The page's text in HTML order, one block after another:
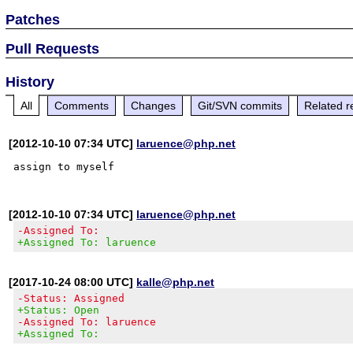
Patches
Pull Requests
History
All Comments Changes Git/SVN commits Related
[2012-10-10 07:34 UTC] laruence@php.net
[2012-10-10 07:34 UTC] laruence@php.net
-Assigned To:
+Assigned To: laruence
[2017-10-24 08:00 UTC] kalle@php.net
-Status: Assigned
+Status: Open
-Assigned To: laruence
+Assigned To: